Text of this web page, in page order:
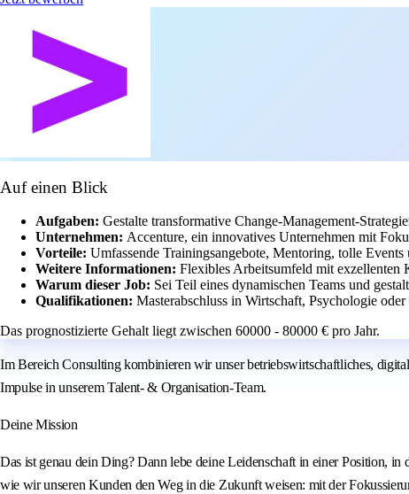
Auf einen Blick
Aufgaben: Gestalte transformative Change-Management-
Unternehmen: Accenture, ein innovatives Unternehmen mit
Vorteile: Umfassende Trainingsangebote, Mentoring, tolle
Weitere Informationen: Flexibles Arbeitsumfeld mit exzellenten
Warum dieser Job: Sei Teil eines dynamischen Teams und
Qualifikationen: Masterabschluss in Wirtschaft, Psychologie
Das prognostizierte Gehalt liegt zwischen 60000 - 80000 € pro Jahr.
Im Bereich Consulting kombinieren wir unser betriebswirtschaftliches,
Impulse in unserem Talent‑ & Organisation‑Team.
Deine Mission
Das ist genau dein Ding? Dann lebe deine Leidenschaft in einer Position,
wie wir unseren Kunden den Weg in die Zukunft weisen: mit der